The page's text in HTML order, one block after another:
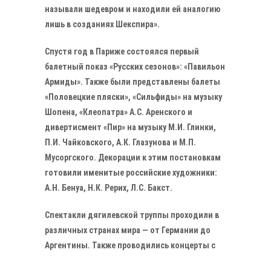
называли шедевром и находили ей аналогию
лишь в созданиях Шекспира».
Спустя год в Париже состоялся первый
балетный показ «Русских сезонов»: «Павильон
Армиды». Также были представлены балеты
«Половецкие пляски», «Сильфиды» на музыку
Шопена, «Клеопатра» А.С. Аренского и
дивертисмент «Пир» на музыку М.И. Глинки,
П.И. Чайковского, А.К. Глазунова и М.П.
Мусоргского. Декорации к этим постановкам
готовили именитые российские художники:
А.Н. Бенуа, Н.К. Рерих, Л.С. Бакст.
Спектакли дягилевской труппы проходили в
различных странах мира — от Германии до
Аргентины. Также проводились концерты с